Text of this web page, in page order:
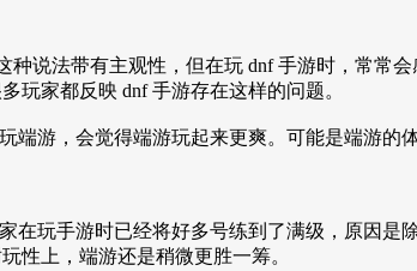
说法带有主观性，但在玩 dnf 手游时，常常
玩家都反映 dnf 手游存在这样的问题。
游，会觉得端游玩起来更爽。可能是端游的
在玩手游时已经将好多号练到了满级，原因
性上，端游还是稍微更胜一筹。